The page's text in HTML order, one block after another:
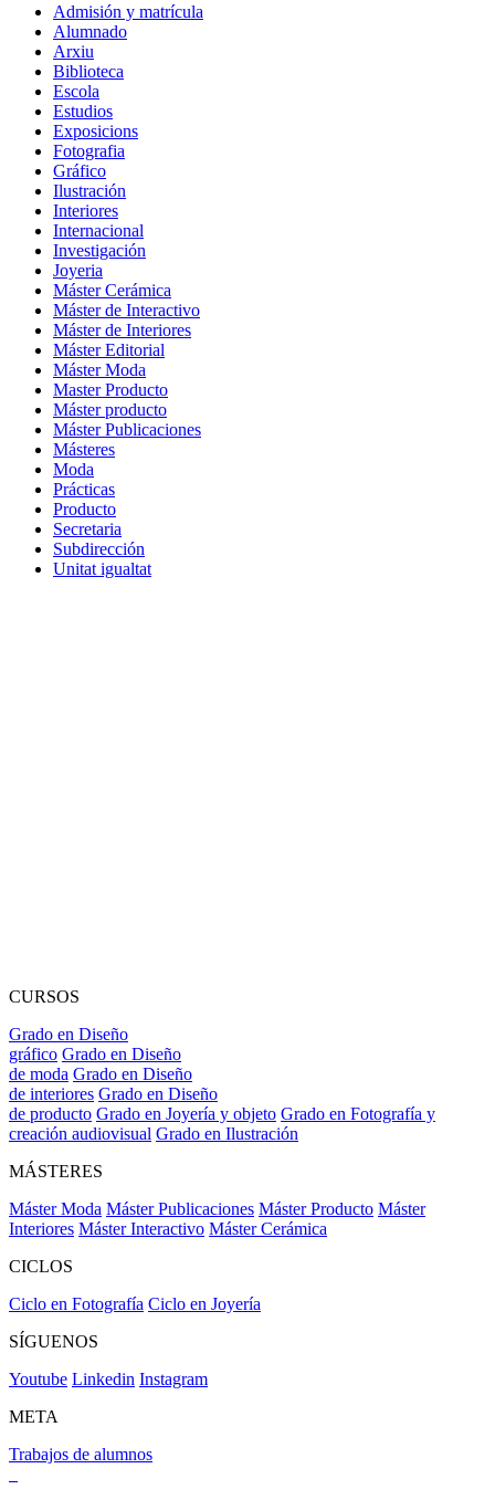
Admisión y matrícula
Alumnado
Arxiu
Biblioteca
Escola
Estudios
Exposicions
Fotografia
Gráfico
Ilustración
Interiores
Internacional
Investigación
Joyeria
Máster Cerámica
Máster de Interactivo
Máster de Interiores
Máster Editorial
Máster Moda
Master Producto
Máster producto
Máster Publicaciones
Másteres
Moda
Prácticas
Producto
Secretaria
Subdirección
Unitat igualtat
CURSOS
Grado en Diseño
gráfico Grado en Diseño
de moda Grado en Diseño
de interiores Grado en Diseño
de producto Grado en Joyería y objeto Grado en Fotografía y
creación audiovisual Grado en Ilustración
MÁSTERES
Máster Moda Máster Publicaciones Máster Producto Máster
Interiores Máster Interactivo Máster Cerámica
CICLOS
Ciclo en Fotografía Ciclo en Joyería
SÍGUENOS
Youtube Linkedin Instagram
META
Trabajos de alumnos